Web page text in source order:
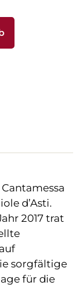
d’Asti.
2017 trat
sorgfältige
für die